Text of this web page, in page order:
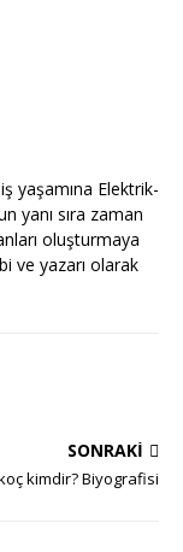
yaşamına Elektrik-
yanı sıra zaman
oluşturmaya
ve yazarı olarak
SONRAKI
kimdir? Biyografisi